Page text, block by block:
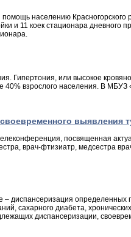
населению
и 11 коек стационара
Гипертония, или высокое
40% взрослого населения. В
выявления
посвященная
врач-фтизиатр,
диспансеризация
сахарного диабета,
диспансеризации,